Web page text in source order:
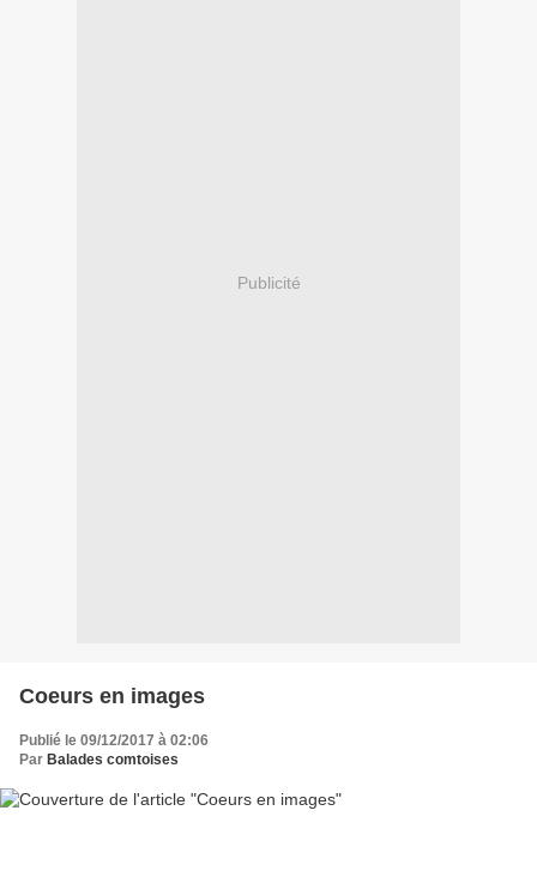
Publicité
Coeurs en images
Publié le 09/12/2017 à 02:06
Par Balades comtoises